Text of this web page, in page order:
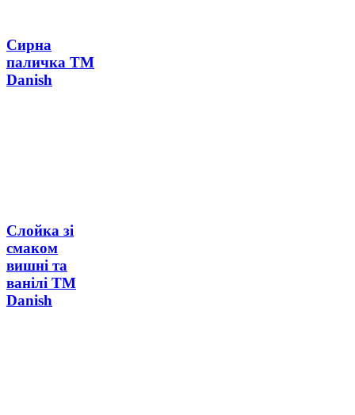
Сирна
паличка ТМ
Danish
Слойка зі
смаком
вишні та
ванілі ТМ
Danish